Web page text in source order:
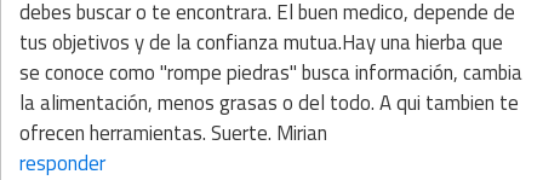
debes buscar o te encontrara. El buen medico, depende de
tus objetivos y de la confianza mutua.Hay una hierba que
se conoce como "rompe piedras" busca información, cambia
la alimentación, menos grasas o del todo. A qui tambien te
ofrecen herramientas. Suerte. Mirian
responder